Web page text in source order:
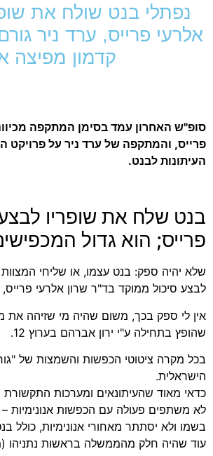
נפתלי בנט שולח את
אלרעי פרייס, ערד ניר
קדמון
סופ"ש האחרון עמד בסימן המתקפה
פרייס, והמתקפה של ערד ניר על פרויקט
העיתונות לבנט.
בנט שלח את שופריו
פרייס; הוא גדול
שלא יהיה ספק: בנט עצמו, או שליחי
לבצע סיכול ממוקד בד"ר שרון אלרעי
אין לי ספק בכך, משום שהיה מי שזיהה
שהופץ בתחילה ע"י ירון אברהם בערוץ 12.
בכל מקרה ציטוטי הכפשות והשמצות של
הישראלית.
כדאי מאוד שהעיתונאים ומערכות התקשורת
לא משתפים פעולה עם הכפשות אנונימיות
בשמו ולא יסתתר מאחורי אנונימיות,
עוד שהיה חלק מהממשלה בראשות נתניהו